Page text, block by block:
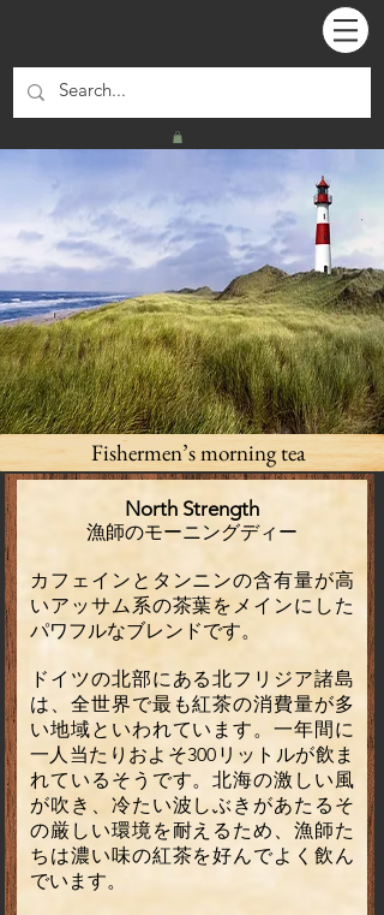
Fishermen’s morning tea
North Strength
漁師のモーニングディー
カフェインとタンニンの含有量が高
いアッサム系の茶葉をメインにした
パワフルなブレンドです。
ドイツの北部にある北フリジア諸島
は、全世界で最も紅茶の消費量が多
い地域といわれています。一年間に
一人当たりおよそ300リットルが飲ま
れているそうです。北海の激しい風
が吹き、冷たい波しぶきがあたるそ
の厳しい環境を耐えるため、漁師た
ちは濃い味の紅茶を好んでよく飲ん
でいます。